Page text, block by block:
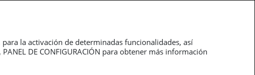
la activación de determinadas funcionalidades, así
DE CONFIGURACIÓN para obtener más información